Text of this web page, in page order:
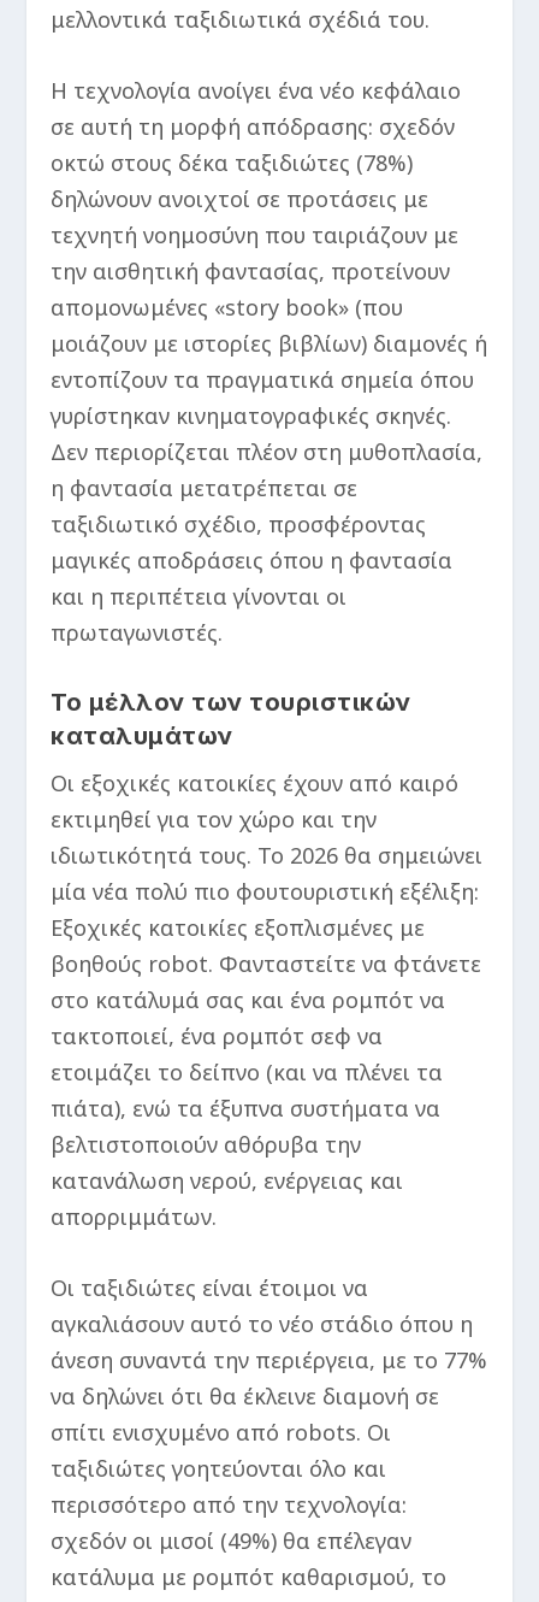
μελλοντικά ταξιδιωτικά σχέδιά του.
Η τεχνολογία ανοίγει ένα νέο κεφάλαιο
σε αυτή τη μορφή απόδρασης: σχεδόν
οκτώ στους δέκα ταξιδιώτες (78%)
δηλώνουν ανοιχτοί σε προτάσεις με
τεχνητή νοημοσύνη που ταιριάζουν με
την αισθητική φαντασίας, προτείνουν
απομονωμένες «story book» (που
μοιάζουν με ιστορίες βιβλίων) διαμονές ή
εντοπίζουν τα πραγματικά σημεία όπου
γυρίστηκαν κινηματογραφικές σκηνές.
Δεν περιορίζεται πλέον στη μυθοπλασία,
η φαντασία μετατρέπεται σε
ταξιδιωτικό σχέδιο, προσφέροντας
μαγικές αποδράσεις όπου η φαντασία
και η περιπέτεια γίνονται οι
πρωταγωνιστές.
Το μέλλον των τουριστικών
καταλυμάτων
Οι εξοχικές κατοικίες έχουν από καιρό
εκτιμηθεί για τον χώρο και την
ιδιωτικότητά τους. Το 2026 θα σημειώνει
μία νέα πολύ πιο φουτουριστική εξέλιξη:
Εξοχικές κατοικίες εξοπλισμένες με
βοηθούς robot. Φανταστείτε να φτάνετε
στο κατάλυμά σας και ένα ρομπότ να
τακτοποιεί, ένα ρομπότ σεφ να
ετοιμάζει το δείπνο (και να πλένει τα
πιάτα), ενώ τα έξυπνα συστήματα να
βελτιστοποιούν αθόρυβα την
κατανάλωση νερού, ενέργειας και
απορριμμάτων.
Οι ταξιδιώτες είναι έτοιμοι να
αγκαλιάσουν αυτό το νέο στάδιο όπου η
άνεση συναντά την περιέργεια, με το 77%
να δηλώνει ότι θα έκλεινε διαμονή σε
σπίτι ενισχυμένο από robots. Οι
ταξιδιώτες γοητεύονται όλο και
περισσότερο από την τεχνολογία:
σχεδόν οι μισοί (49%) θα επέλεγαν
κατάλυμα με ρομπότ καθαρισμού, το